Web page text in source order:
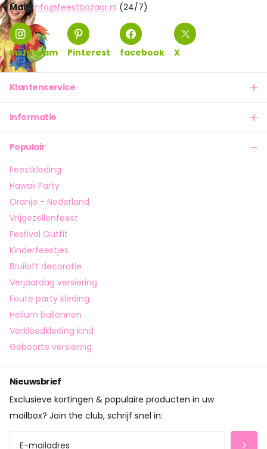
Mail: info@feestbazaar.nl (24/7)
Instagram Pinterest facebook X
Klantenservice
Informatie
Populair
Feestkleding
Hawaii Party
Oranje - Nederland
Vrijgezellenfeest
Festival Outfit
Kinderfeestjes
Bruiloft decoratie
Verjaardag versiering
Foute party kleding
Helium ballonnen
Verkleedkleding kind
Geboorte versiering
Nieuwsbrief
Exclusieve kortingen & populaire producten in uw
mailbox? Join the club, schrijf snel in: